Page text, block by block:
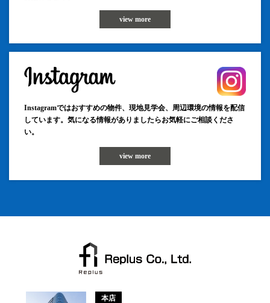
view more
Instagramではおすすめの物件、現地見学会、周辺環境の情報を配信
しています。気になる情報がありましたらお気軽にご相談くださ
い。
view more
本店